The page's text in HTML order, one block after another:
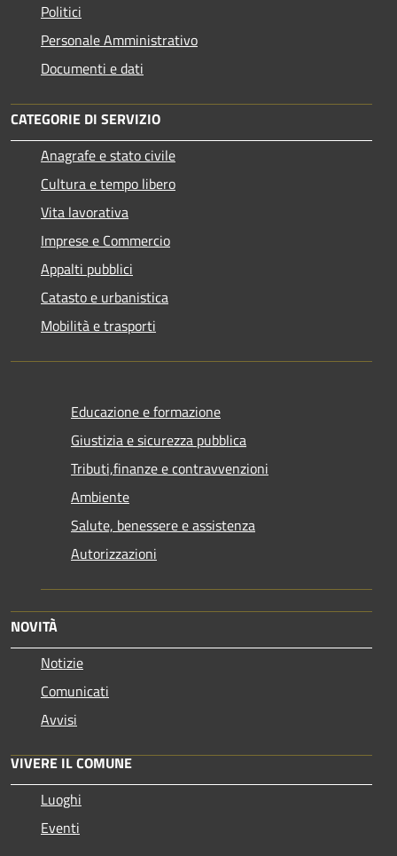
Politici
Personale Amministrativo
Documenti e dati
CATEGORIE DI SERVIZIO
Anagrafe e stato civile
Cultura e tempo libero
Vita lavorativa
Imprese e Commercio
Appalti pubblici
Catasto e urbanistica
Mobilità e trasporti
Educazione e formazione
Giustizia e sicurezza pubblica
Tributi,finanze e contravvenzioni
Ambiente
Salute, benessere e assistenza
Autorizzazioni
NOVITÀ
Notizie
Comunicati
Avvisi
VIVERE IL COMUNE
Luoghi
Eventi